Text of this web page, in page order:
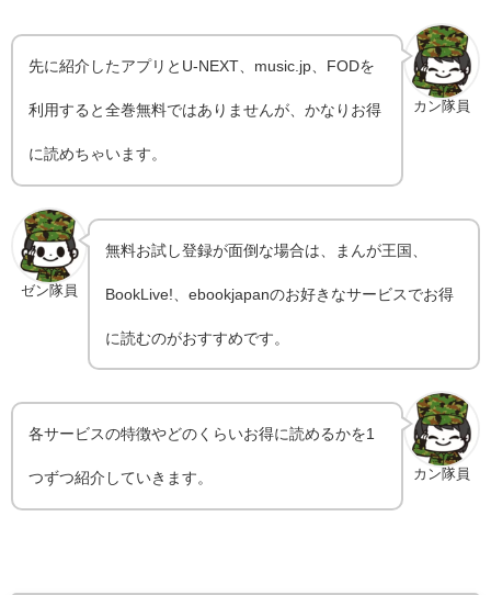
カン隊員
先に紹介したアプリとU-NEXT、music.jp、FODを
利用すると全巻無料ではありませんが、かなりお得
に読めちゃいます。
ゼン隊員
無料お試し登録が面倒な場合は、まんが王国、
BookLive!、ebookjapanのお好きなサービスでお得
に読むのがおすすめです。
カン隊員
各サービスの特徴やどのくらいお得に読めるかを1
つずつ紹介していきます。